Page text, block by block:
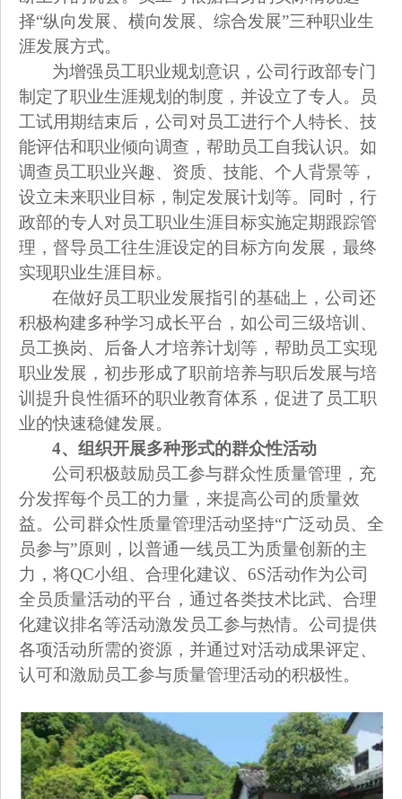
择“纵向发展、横向发展、综合发展”三种职业生
涯发展方式。
为增强员工职业规划意识，公司行政部专门
制定了职业生涯规划的制度，并设立了专人。员
工试用期结束后，公司对员工进行个人特长、技
能评估和职业倾向调查，帮助员工自我认识。如
调查员工职业兴趣、资质、技能、个人背景等，
设立未来职业目标，制定发展计划等。同时，行
政部的专人对员工职业生涯目标实施定期跟踪管
理，督导员工往生涯设定的目标方向发展，最终
实现职业生涯目标。
在做好员工职业发展指引的基础上，公司还
积极构建多种学习成长平台，如公司三级培训、
员工换岗、后备人才培养计划等，帮助员工实现
职业发展，初步形成了职前培养与职后发展与培
训提升良性循环的职业教育体系，促进了员工职
业的快速稳健发展。
4、组织开展多种形式的群众性活动
公司积极鼓励员工参与群众性质量管理，充
分发挥每个员工的力量，来提高公司的质量效
益。公司群众性质量管理活动坚持“广泛动员、全
员参与”原则，以普通一线员工为质量创新的主
力，将QC小组、合理化建议、6S活动作为公司
全员质量活动的平台，通过各类技术比武、合理
化建议排名等活动激发员工参与热情。公司提供
各项活动所需的资源，并通过对活动成果评定、
认可和激励员工参与质量管理活动的积极性。